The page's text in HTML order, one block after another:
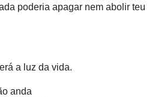
poderia apagar nem abolir teu
a luz da vida.
anda